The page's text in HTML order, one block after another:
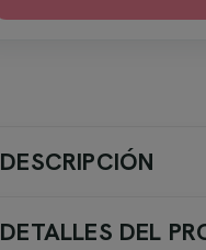
DESCRIPCIÓN
DETALLES DEL